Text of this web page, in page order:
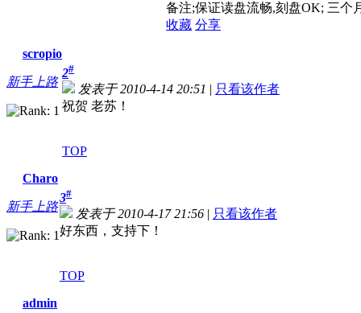
备注;保证读盘流畅,刻盘OK; 三个
收藏 分享
scropio
新手上路
2#
发表于 2010-4-14 20:51 | 只看该作者
祝贺 老苏！
TOP
Charo
新手上路
3#
发表于 2010-4-17 21:56 | 只看该作者
好东西，支持下！
TOP
admin